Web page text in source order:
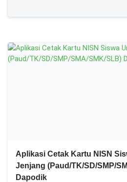
Aplikasi Cetak Kartu NISN
Jenjang (Paud/TK/SD/SMP/
Dapodik